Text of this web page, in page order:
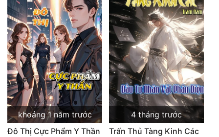
Điền Văn
Đô Thị
Đông Phương
Đông Phương Huyền Huyễn
Đồng Nhân
Cẩu Đạo Trường Sinh
khoảng 1 năm trước
Đô Thị Cực Phẩm Y Thần
4 tháng trước
Trấn Thủ Tàng Kinh Các